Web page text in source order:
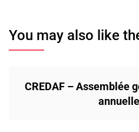
You may also like
CREDAF – Assemblée